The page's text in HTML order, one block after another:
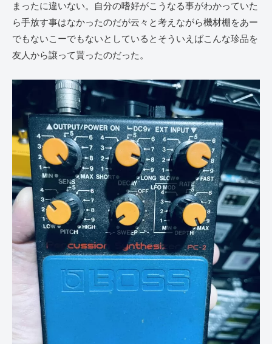
まったに違いない。自分の嗜好がこうなる事がわかっていた
ら手放す事はなかったのだが云々と考えながら機材棚をあー
でもないこーでもないとしているとそういえばこんな珍品を
友人から譲って貰ったのだった。